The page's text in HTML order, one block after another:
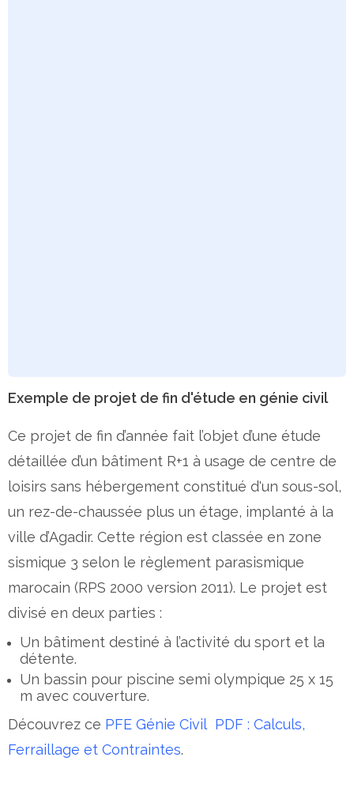
Exemple de projet de fin d'étude en génie civil
Ce projet de fin d’année fait l’objet d’une étude
détaillée d’un bâtiment R+1 à usage de centre de
loisirs sans hébergement constitué d'un sous-sol,
un rez-de-chaussée plus un étage, implanté à la
ville d’Agadir. Cette région est classée en zone
sismique 3 selon le règlement parasismique
marocain (RPS 2000 version 2011). Le projet est
divisé en deux parties :
Un bâtiment destiné à l’activité du sport et la
détente.
Un bassin pour piscine semi olympique 25 x 15
m avec couverture.
Découvrez ce PFE Génie Civil PDF : Calculs,
Ferraillage et Contraintes.